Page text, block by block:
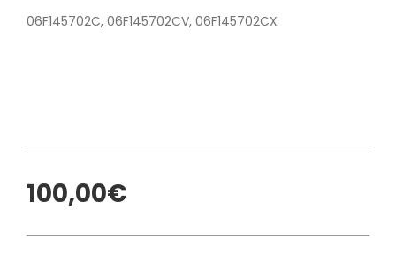
06F145702C, 06F145702CV, 06F145702CX
100,00€